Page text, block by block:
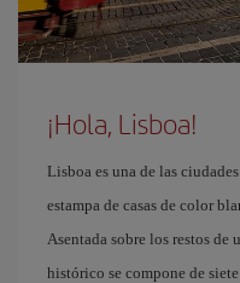
¡Hola, Lisboa!
Lisboa es una de las
estampa de casas de color
Asentada sobre los restos
histórico se compone de